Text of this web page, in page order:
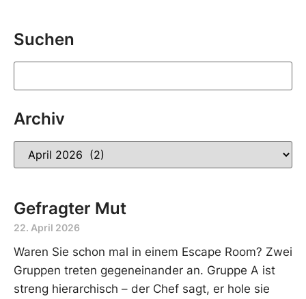
Suchen
Archiv
Gefragter Mut
22. April 2026
Waren Sie schon mal in einem Escape Room? Zwei
Gruppen treten gegeneinander an. Gruppe A ist
streng hierarchisch – der Chef sagt, er hole sie